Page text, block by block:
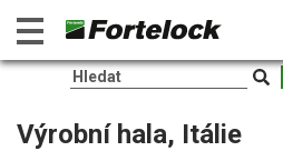
Výrobní hala, Itálie